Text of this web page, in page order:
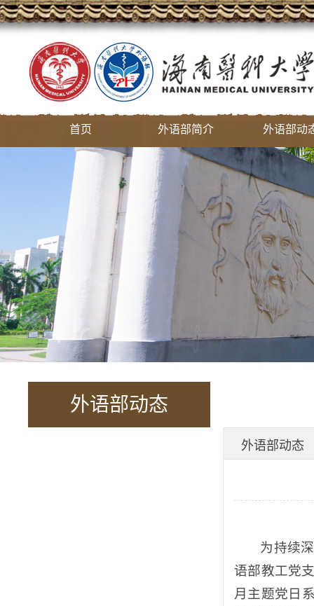
首页 外语部简介 外语部动
外语部动态
外语部动态
为持续
语部教工党
月主题党日